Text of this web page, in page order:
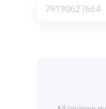
79190627664